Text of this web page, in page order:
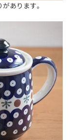
あります。